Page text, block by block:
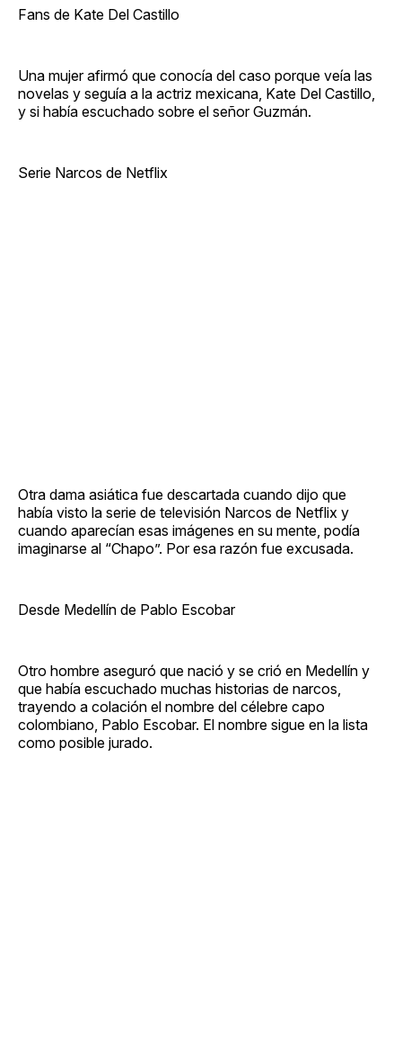
Fans de Kate Del Castillo
Una mujer afirmó que conocía del caso porque veía las
novelas y seguía a la actriz mexicana, Kate Del Castillo,
y si había escuchado sobre el señor Guzmán.
Serie Narcos de Netflix
Otra dama asiática fue descartada cuando dijo que
había visto la serie de televisión Narcos de Netflix y
cuando aparecían esas imágenes en su mente, podía
imaginarse al “Chapo”. Por esa razón fue excusada.
Desde Medellín de Pablo Escobar
Otro hombre aseguró que nació y se crió en Medellín y
que había escuchado muchas historias de narcos,
trayendo a colación el nombre del célebre capo
colombiano, Pablo Escobar. El nombre sigue en la lista
como posible jurado.